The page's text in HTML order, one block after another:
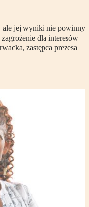
ale jej wyniki nie powinny
dla interesów
zastępca prezesa